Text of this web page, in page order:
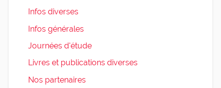
Infos diverses
Infos générales
Journées d'étude
Livres et publications diverses
Nos partenaires